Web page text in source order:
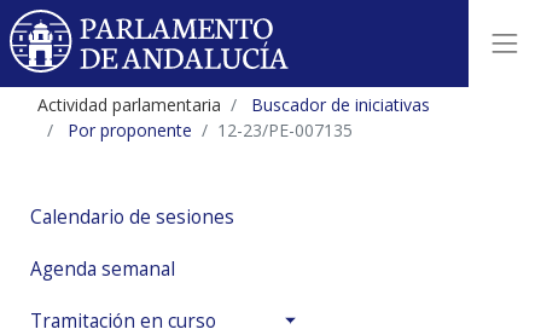
Actividad parlamentaria
Buscador de iniciativas
Por proponente
12-23/PE-007135
Calendario de sesiones
Agenda semanal
Tramitación en curso